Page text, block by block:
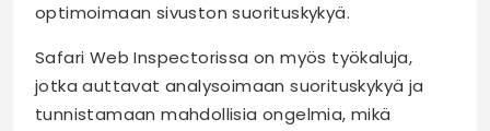
optimoimaan sivuston suorituskykyä.
Safari Web Inspectorissa on myös työkaluja,
jotka auttavat analysoimaan suorituskykyä ja
tunnistamaan mahdollisia ongelmia, mikä